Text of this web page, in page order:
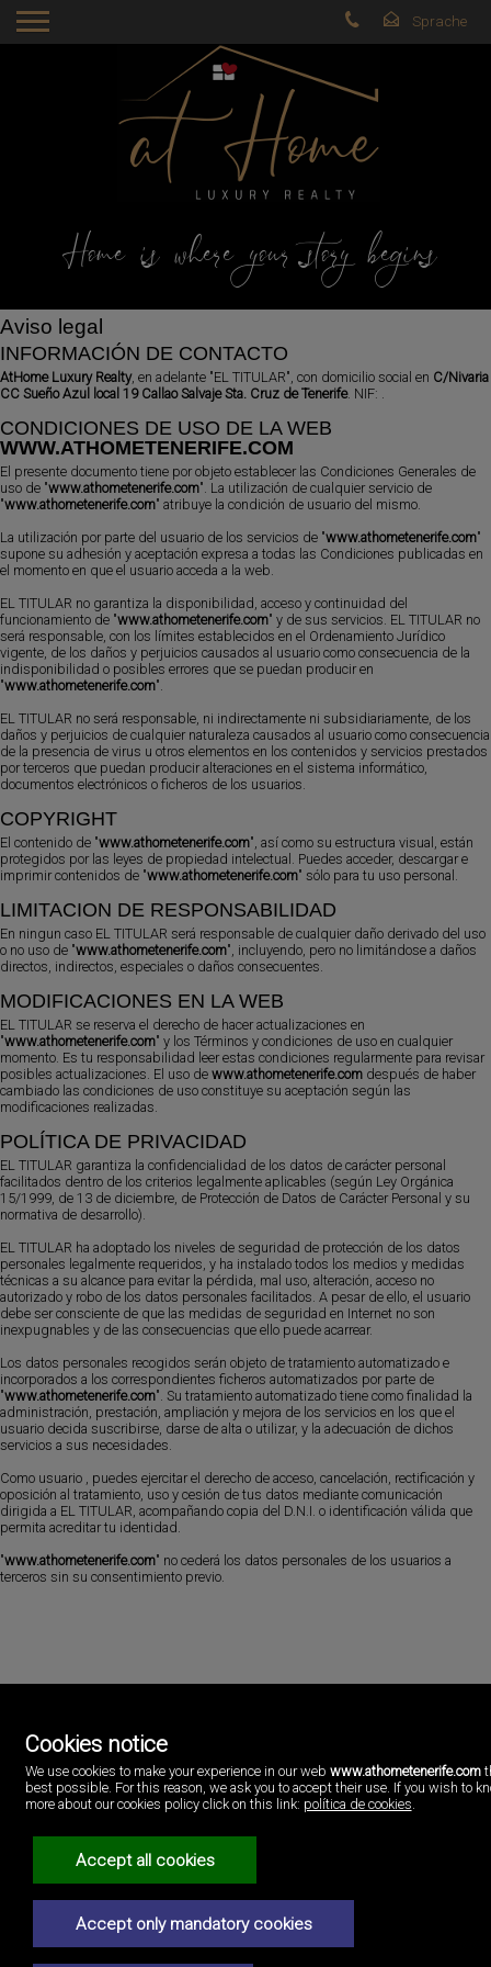
Home is where your story begins
Aviso legal
INFORMACIÓN DE CONTACTO
AtHome Luxury Realty, en adelante "EL TITULAR", con domicilio social en C/Nivaria
CC Sueño Azul local 19 Callao Salvaje Sta. Cruz de Tenerife. NIF: .
CONDICIONES DE USO DE LA WEB
WWW.ATHOMETENERIFE.COM
El presente documento tiene por objeto establecer las Condiciones Generales de
uso de "www.athometenerife.com". La utilización de cualquier servicio de
"www.athometenerife.com" atribuye la condición de usuario del mismo.
La utilización por parte del usuario de los servicios de "www.athometenerife.com"
supone su adhesión y aceptación expresa a todas las Condiciones publicadas en
el momento en que el usuario acceda a la web.
EL TITULAR no garantiza la disponibilidad, acceso y continuidad del
funcionamiento de "www.athometenerife.com" y de sus servicios. EL TITULAR no
será responsable, con los límites establecidos en el Ordenamiento Jurídico
vigente, de los daños y perjuicios causados al usuario como consecuencia de la
indisponibilidad o posibles errores que se puedan producir en
"www.athometenerife.com".
EL TITULAR no será responsable, ni indirectamente ni subsidiariamente, de los
daños y perjuicios de cualquier naturaleza causados al usuario como consecuencia
de la presencia de virus u otros elementos en los contenidos y servicios prestados
por terceros que puedan producir alteraciones en el sistema informático,
documentos electrónicos o ficheros de los usuarios.
COPYRIGHT
El contenido de "www.athometenerife.com", así como su estructura visual, están
protegidos por las leyes de propiedad intelectual. Puedes acceder, descargar e
imprimir contenidos de "www.athometenerife.com" sólo para tu uso personal.
LIMITACION DE RESPONSABILIDAD
En ningun caso EL TITULAR será responsable de cualquier daño derivado del uso
o no uso de "www.athometenerife.com", incluyendo, pero no limitándose a daños
directos, indirectos, especiales o daños consecuentes.
MODIFICACIONES EN LA WEB
EL TITULAR se reserva el derecho de hacer actualizaciones en
"www.athometenerife.com" y los Términos y condiciones de uso en cualquier
momento. Es tu responsabilidad leer estas condiciones regularmente para revisar
posibles actualizaciones. El uso de www.athometenerife.com después de haber
cambiado las condiciones de uso constituye su aceptación según las
modificaciones realizadas.
POLÍTICA DE PRIVACIDAD
EL TITULAR garantiza la confidencialidad de los datos de carácter personal
facilitados dentro de los criterios legalmente aplicables (según Ley Orgánica
15/1999, de 13 de diciembre, de Protección de Datos de Carácter Personal y su
normativa de desarrollo).
EL TITULAR ha adoptado los niveles de seguridad de protección de los datos
personales legalmente requeridos, y ha instalado todos los medios y medidas
técnicas a su alcance para evitar la pérdida, mal uso, alteración, acceso no
autorizado y robo de los datos personales facilitados. A pesar de ello, el usuario
debe ser consciente de que las medidas de seguridad en Internet no son
inexpugnables y de las consecuencias que ello puede acarrear.
Los datos personales recogidos serán objeto de tratamiento automatizado e
incorporados a los correspondientes ficheros automatizados por parte de
"www.athometenerife.com". Su tratamiento automatizado tiene como finalidad la
administración, prestación, ampliación y mejora de los servicios en los que el
usuario decida suscribirse, darse de alta o utilizar, y la adecuación de dichos
servicios a sus necesidades.
Como usuario , puedes ejercitar el derecho de acceso, cancelación, rectificación y
oposición al tratamiento, uso y cesión de tus datos mediante comunicación
dirigida a EL TITULAR, acompañando copia del D.N.I. o identificación válida que
permita acreditar tu identidad.
"www.athometenerife.com" no cederá los datos personales de los usuarios a
terceros sin su consentimiento previo.
AtHome Luxury Realty
C/Nivaria CC Sueño Azul local 19
Callao Salvaje, Sta. Cruz de Tenerife
637391719
Impressum
Datenschutzerklärung
Cookies notice
We use cookies to make your experience in our web www.athometenerife.com
best possible. For this reason, we ask you to accept their use. If you wish to
more about our cookies policy click on this link: política de cookies
Accept all cookies
Accept only mandatory cookies